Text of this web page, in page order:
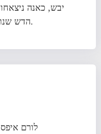
יבש, כאנה
הדש שנרא התידם הכייר וק.
לורם